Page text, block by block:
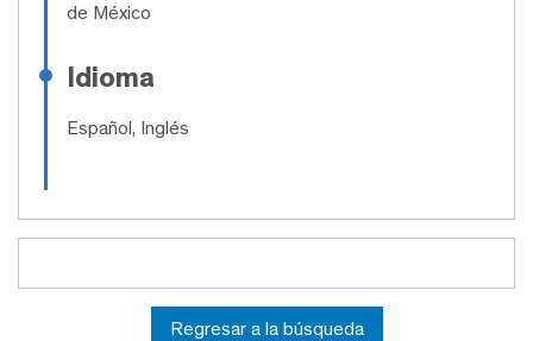
de México
Idioma
Español, Inglés
Regresar a la búsqueda